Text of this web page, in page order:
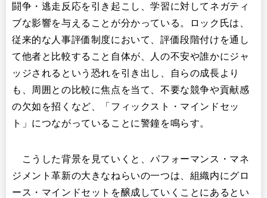
闘争・逃走反応を引き起こし、学習に対してネガティ
ブな影響を与えることが分かっている。ロック氏は、
従来的な人事評価制度において、評価段階付けを通し
て他者と比較すること自体が、人の不安や誰かにジャ
ッジされるという恐れを引き出し、自らの成長より
も、周囲との比較に焦点を当て、不要な競争や貢献感
の欠如を招くなど、「フィックスト・マインドセッ
ト」につながっていることに警鐘を鳴らす。
こうした背景を見ていくと、パフォーマンス・マネ
ジメント革新の大きなねらいの一つは、組織内にグロ
ース・マインドセットを醸成していくことにあるとい